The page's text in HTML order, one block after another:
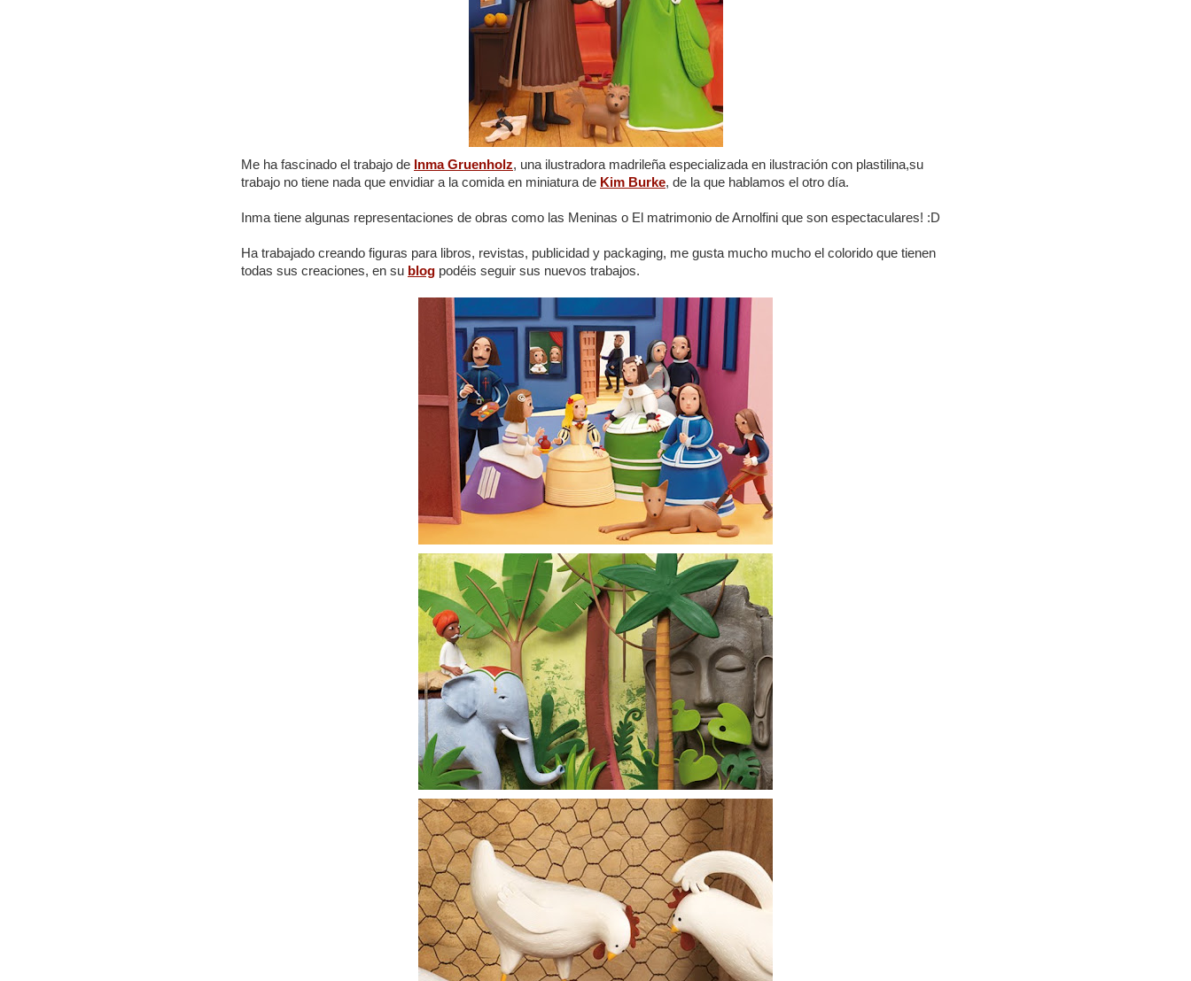
Me ha fascinado el trabajo de Inma Gruenholz, una ilustradora madrileña especializada en ilustración con plastilina,su
trabajo no tiene nada que envidiar a la comida en miniatura de Kim Burke, de la que hablamos el otro día.
Inma tiene algunas representaciones de obras como las Meninas o El matrimonio de Arnolfini que son espectaculares! :D
Ha trabajado creando figuras para libros, revistas, publicidad y packaging, me gusta mucho mucho el colorido que tienen
todas sus creaciones, en su blog podéis seguir sus nuevos trabajos.